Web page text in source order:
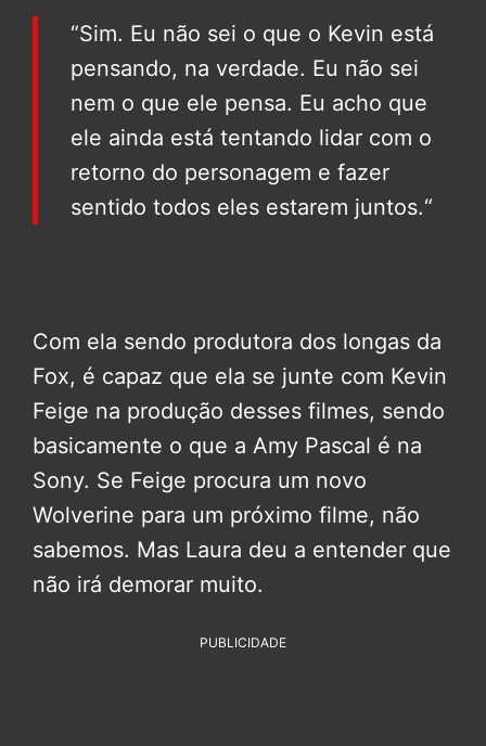
“Sim. Eu não sei o que o Kevin está
pensando, na verdade. Eu não sei
nem o que ele pensa. Eu acho que
ele ainda está tentando lidar com o
retorno do personagem e fazer
sentido todos eles estarem juntos.“
Com ela sendo produtora dos longas da
Fox, é capaz que ela se junte com Kevin
Feige na produção desses filmes, sendo
basicamente o que a Amy Pascal é na
Sony. Se Feige procura um novo
Wolverine para um próximo filme, não
sabemos. Mas Laura deu a entender que
não irá demorar muito.
PUBLICIDADE